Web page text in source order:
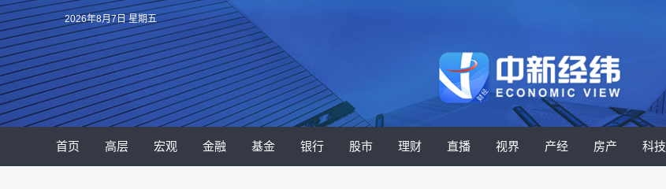
2026年8月7日 星期五
首页 高层 宏观 金融 基金 银行 股市 理财 直播 视界 产经 房产 科技